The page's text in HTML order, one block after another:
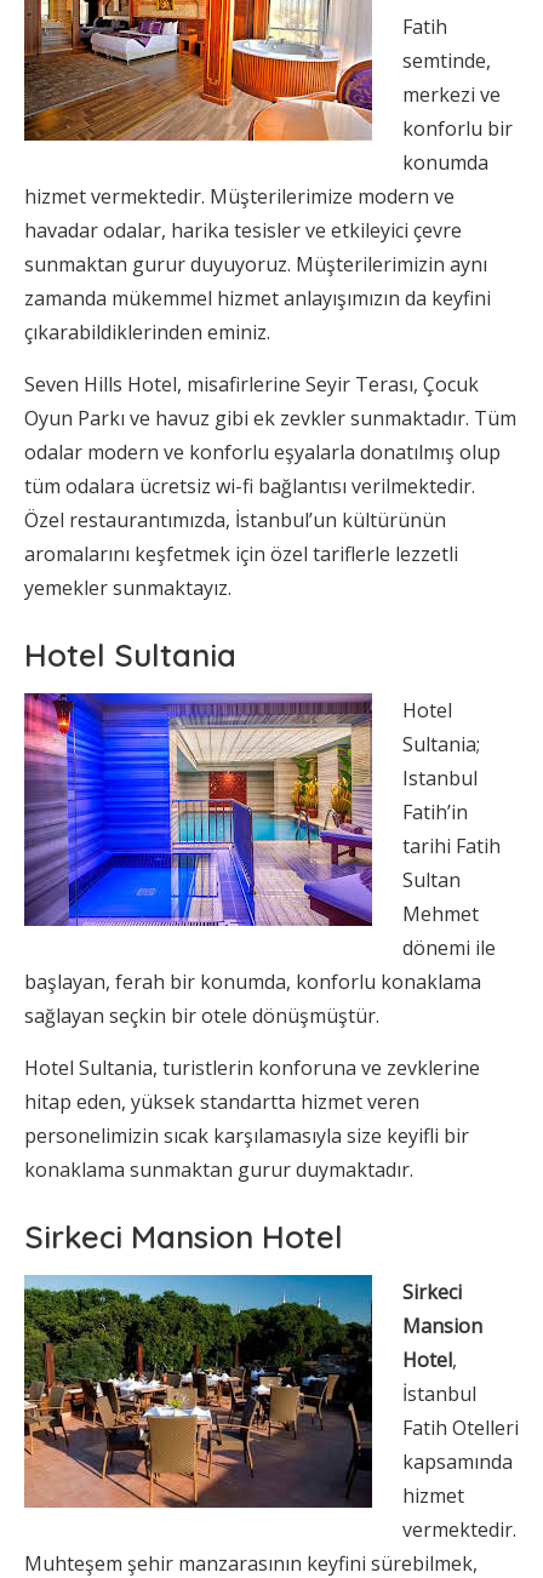
Fatih
semtinde,
merkezi ve
konforlu bir
konumda
hizmet vermektedir. Müşterilerimize modern ve
havadar odalar, harika tesisler ve etkileyici çevre
sunmaktan gurur duyuyoruz. Müşterilerimizin aynı
zamanda mükemmel hizmet anlayışımızın da keyfini
çıkarabildiklerinden eminiz.
Seven Hills Hotel, misafirlerine Seyir Terası, Çocuk
Oyun Parkı ve havuz gibi ek zevkler sunmaktadır. Tüm
odalar modern ve konforlu eşyalarla donatılmış olup
tüm odalara ücretsiz wi-fi bağlantısı verilmektedir.
Özel restaurantımızda, İstanbul’un kültürünün
aromalarını keşfetmek için özel tariflerle lezzetli
yemekler sunmaktayız.
Hotel Sultania
Hotel
Sultania;
Istanbul
Fatih’in
tarihi Fatih
Sultan
Mehmet
dönemi ile
başlayan, ferah bir konumda, konforlu konaklama
sağlayan seçkin bir otele dönüşmüştür.
Hotel Sultania, turistlerin konforuna ve zevklerine
hitap eden, yüksek standartta hizmet veren
personelimizin sıcak karşılamasıyla size keyifli bir
konaklama sunmaktan gurur duymaktadır.
Sirkeci Mansion Hotel
Sirkeci
Mansion
Hotel,
İstanbul
Fatih Otelleri
kapsamında
hizmet
vermektedir.
Muhteşem şehir manzarasının keyfini sürebilmek,